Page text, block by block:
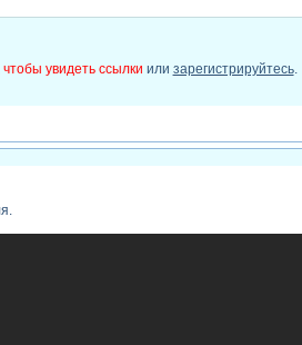
увидеть ссылки или зарегистрируйтесь.